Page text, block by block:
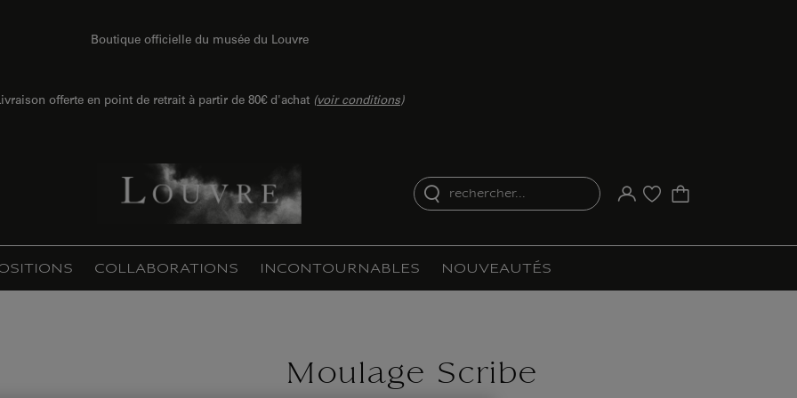
Boutique officielle du musée du Louvre
offerte en point de retrait à partir de 80€ d'achat (voir conditions)
rechercher...
Votre compte
Liste d'achat
COLLABORATIONS INCONTOURNABLES NOUVEAUTÉS
Moulage Scribe